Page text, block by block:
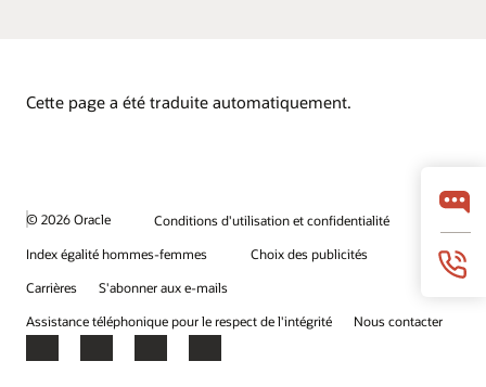
Cette page a été traduite automatiquement.
© 2026 Oracle
Conditions d'utilisation et confidentialité
Index égalité hommes-femmes
Choix des publicités
Carrières
S'abonner aux e-mails
Assistance téléphonique pour le respect de l'intégrité
Nous contacter
Facebook
X LinkedInYouTube